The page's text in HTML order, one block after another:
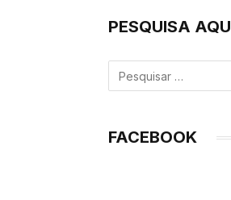
PESQUISA
FACEBOOK